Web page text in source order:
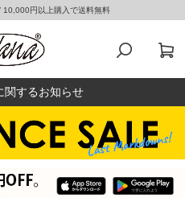
10,000円以上購入で送料無料
関するお知らせ